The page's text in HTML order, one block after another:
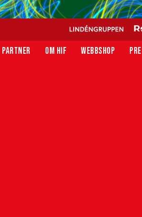
PARTNER OM HIF WEBBSHOP